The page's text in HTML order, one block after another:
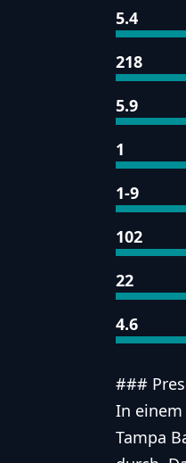
5.4
218
5.9
1
1-9
102
22
4.6
###
In einem
Tampa